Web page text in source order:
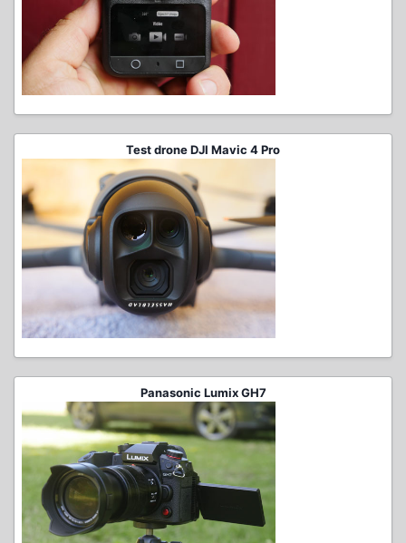
Test drone DJI Mavic 4 Pro
Panasonic Lumix GH7